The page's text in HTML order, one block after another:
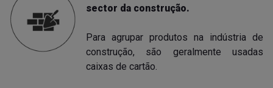
sector da construção.
Para agrupar produtos na indústria de
construção, são geralmente usadas
caixas de cartão.